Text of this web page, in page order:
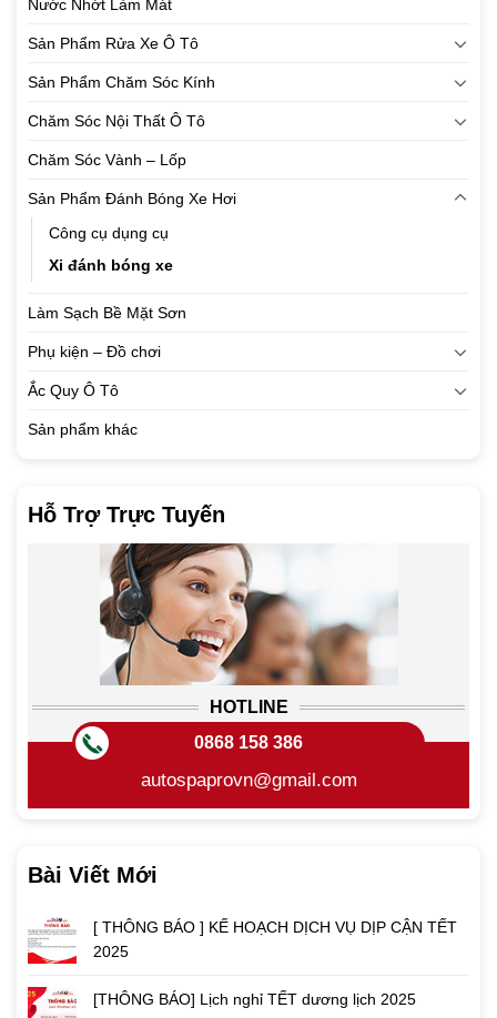
Nước Nhớt Làm Mát
Sản Phẩm Rửa Xe Ô Tô
Sản Phẩm Chăm Sóc Kính
Chăm Sóc Nội Thất Ô Tô
Chăm Sóc Vành – Lốp
Sản Phẩm Đánh Bóng Xe Hơi
Công cụ dụng cụ
Xi đánh bóng xe
Làm Sạch Bề Mặt Sơn
Phụ kiện – Đồ chơi
Ắc Quy Ô Tô
Sản phẩm khác
Hỗ Trợ Trực Tuyến
HOTLINE
0868 158 386
autospaprovn@gmail.com
Bài Viết Mới
[ THÔNG BÁO ] KẾ HOẠCH DỊCH VỤ DỊP CẬN TẾT
2025
[THÔNG BÁO] Lịch nghỉ TẾT dương lịch 2025